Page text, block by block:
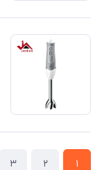
1
2
3